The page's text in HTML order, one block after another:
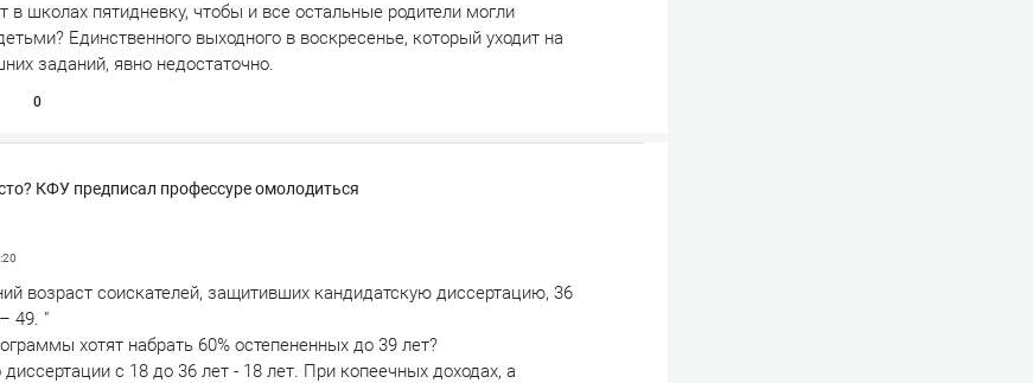
в школах пятидневку, чтобы и все остальные родители могли
Единственного выходного в воскресенье, который уходит на
заданий, явно недостаточно.
0
КФУ предписал профессуре омолодиться
возраст соискателей, защитивших кандидатскую диссертацию, 36
49. "
хотят набрать 60% остепененных до 39 лет?
с 18 до 36 лет - 18 лет. При копеечных доходах, а